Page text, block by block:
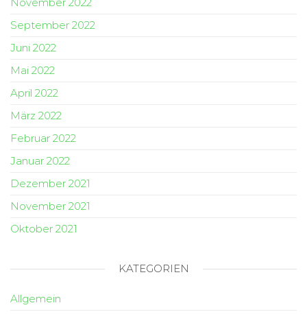
September 2022
Juni 2022
Mai 2022
April 2022
März 2022
Februar 2022
Januar 2022
Dezember 2021
November 2021
Oktober 2021
KATEGORIEN
Allgemein